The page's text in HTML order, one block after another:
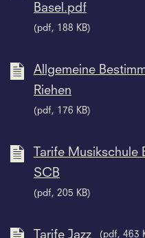
Basel.pdf
(pdf, 188 KB)
Allgemeine
Riehen
(pdf, 176 KB)
Tarife
SCB
(pdf, 205 KB)
Tarife Jazz (pdf, 463